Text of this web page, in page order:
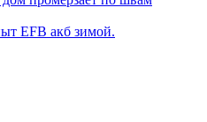
EFB акб зимой.